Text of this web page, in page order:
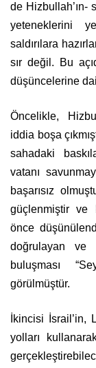
de Hizbullah’ın-
yeteneklerini
saldırılara
sır değil. Bu
düşüncelerine
Öncelikle,
iddia boşa
sahadaki
vatanı
başarısız
güçlenmiştir ve
önce
doğrulayan ve
buluşması
görülmüştür.
İkincisi
yolları